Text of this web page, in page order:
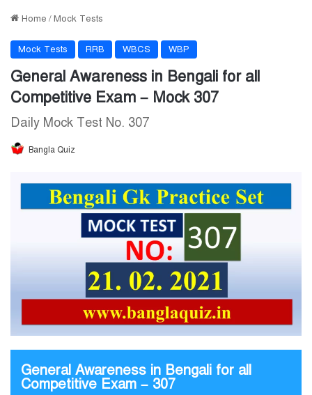
Home /Mock Tests
Mock Tests RRB WBCS WBP
General Awareness in Bengali for all
Competitive Exam – Mock 307
Daily Mock Test No. 307
Bangla Quiz
General Awareness in Bengali for all
Competitive Exam – 307